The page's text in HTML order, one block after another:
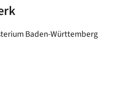
Baden-Württemberg